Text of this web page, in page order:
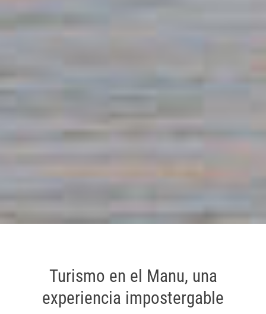
Turismo en el Manu, una
experiencia impostergable